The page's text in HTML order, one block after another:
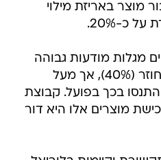
מוצר באריזת מילוי
כ-20%.
מגלות מודעות גבוהה
יותר לאפשרות של מילוי חוזר (40%), אך מעל
טרם התנסו בכך בפועל. קבוצת
מוצרים אלו היא דור